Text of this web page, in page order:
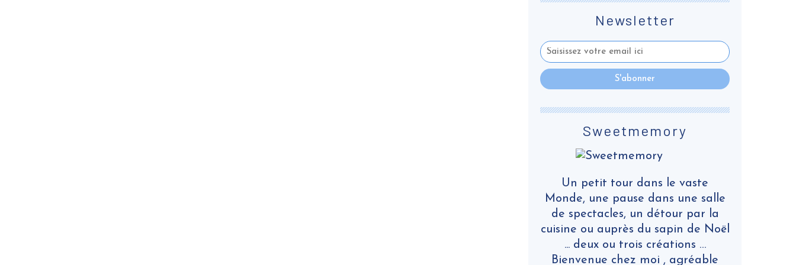
Newsletter
Sweetmemory
Un petit tour dans le vaste
Monde, une pause dans une salle
de spectacles, un détour par la
cuisine ou auprès du sapin de Noël
... deux ou trois créations …
Bienvenue chez moi , agréable